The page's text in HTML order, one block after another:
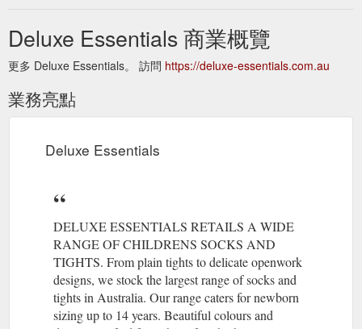
Deluxe Essentials 商業概覽
更多 Deluxe Essentials。 訪問 https://deluxe-essentials.com.au
業務亮點
Deluxe Essentials
DELUXE ESSENTIALS RETAILS A WIDE
RANGE OF CHILDRENS SOCKS AND
TIGHTS. From plain tights to delicate openwork
designs, we stock the largest range of socks and
tights in Australia. Our range caters for newborn
sizing up to 14 years. Beautiful colours and